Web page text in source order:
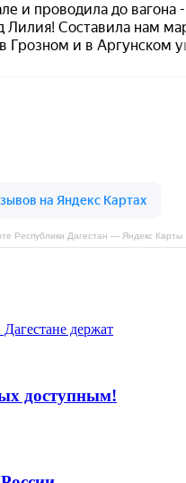
Республики Дагестан — Яндекс Карты
доступным!